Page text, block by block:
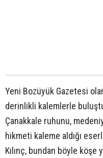
Yeni Bozüyük Gazetesi
derinlikli kalemlerle
Çanakkale ruhunu,
hikmeti kaleme aldığı
Kılınç, bundan böyle köşe